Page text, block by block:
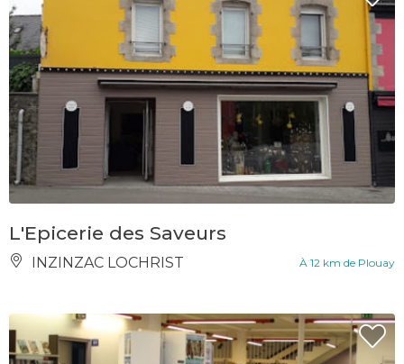
L'Epicerie des Saveurs
INZINZAC LOCHRIST À 12 km de Plouay